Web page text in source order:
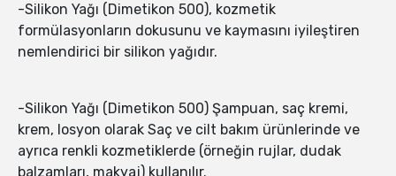
-Silikon Yağı (Dimetikon 500), kozmetik
formülasyonların dokusunu ve kaymasını iyileştiren
nemlendirici bir silikon yağıdır.
-Silikon Yağı (Dimetikon 500) Şampuan, saç kremi,
krem, losyon olarak Saç ve cilt bakım ürünlerinde ve
ayrıca renkli kozmetiklerde (örneğin rujlar, dudak
balzamları, makyaj) kullanılır.